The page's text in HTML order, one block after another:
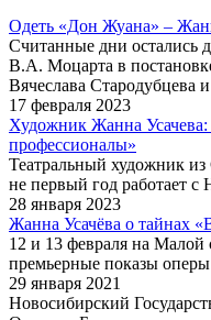
Одеть «Дон Жуана» –
Считанные дни остались
В.А. Моцарта в
Вячеслава Стародубцева
17 февраля 2023
Художник Жанна
профессионалы»
Театральный художник
не первый год работает
28 января 2023
Жанна Усачёва о тайнах
12 и 13 февраля на
премьерные показы
29 января 2021
Новосибирский